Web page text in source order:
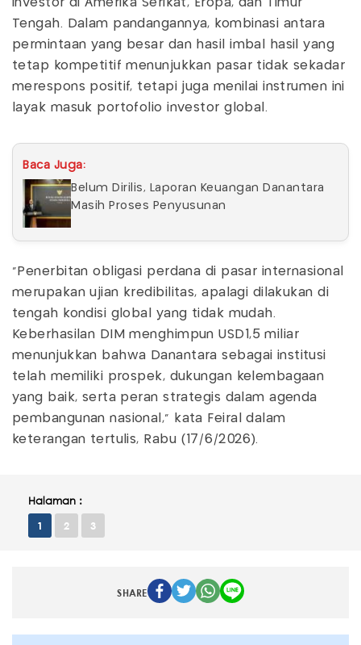
investor di Amerika Serikat, Eropa, dan Timur
Tengah. Dalam pandangannya, kombinasi antara
permintaan yang besar dan hasil imbal hasil yang
tetap kompetitif menunjukkan pasar tidak sekadar
merespons positif, tetapi juga menilai instrumen ini
layak masuk portofolio investor global.
Baca Juga:
Belum Dirilis, Laporan Keuangan Danantara
Masih Proses Penyusunan
"Penerbitan obligasi perdana di pasar internasional
merupakan ujian kredibilitas, apalagi dilakukan di
tengah kondisi global yang tidak mudah.
Keberhasilan DIM menghimpun USD1,5 miliar
menunjukkan bahwa Danantara sebagai institusi
telah memiliki prospek, dukungan kelembagaan
yang baik, serta peran strategis dalam agenda
pembangunan nasional," kata Feiral dalam
keterangan tertulis, Rabu (17/6/2026).
Halaman :
1 2 3
SHARE